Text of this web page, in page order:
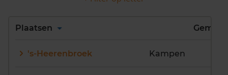
Alles
D
Plaatsen
's-Heerenbroek Kampen